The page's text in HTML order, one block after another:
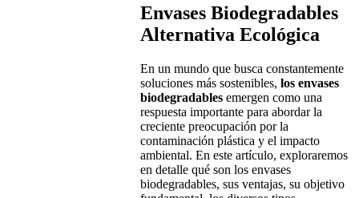
Envases Biodegradables
Alternativa Ecológica
En un mundo que busca constantemente
soluciones más sostenibles, los envases
biodegradables emergen como una
respuesta importante para abordar la
creciente preocupación por la
contaminación plástica y el impacto
ambiental. En este artículo, exploraremos
en detalle qué son los envases
biodegradables, sus ventajas, su objetivo